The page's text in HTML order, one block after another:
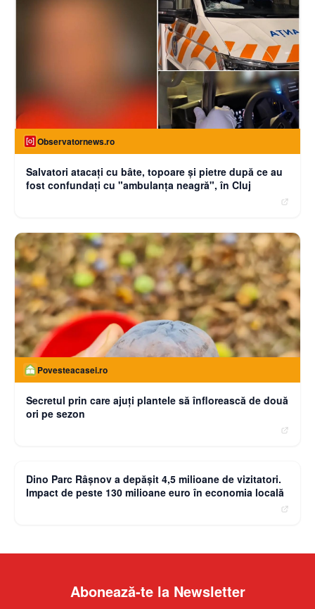
Observatornews.ro
Salvatori atacaţi cu bâte, topoare şi pietre după ce au
fost confundaţi cu "ambulanţa neagră", în Cluj
Povesteacasei.ro
Secretul prin care ajuți plantele să înflorească de două
ori pe sezon
Dino Parc Râșnov a depășit 4,5 milioane de vizitatori.
Impact de peste 130 milioane euro în economia locală
Abonează-te la Newsletter